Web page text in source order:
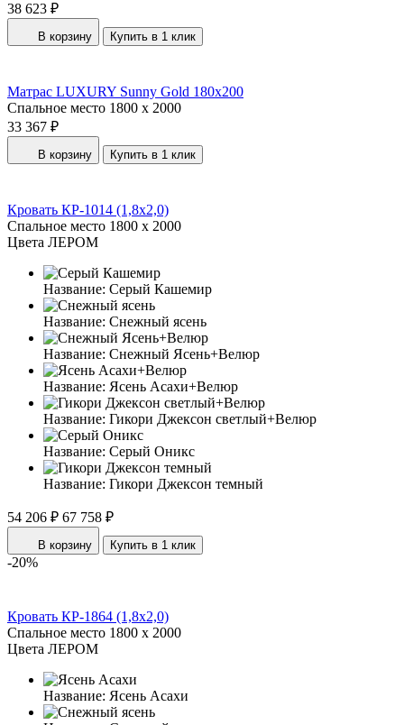
38 623 ₽
В корзину Купить в 1 клик
Матрас LUXURY Sunny Gold 180x200
Спальное место 1800 x 2000
33 367 ₽
В корзину Купить в 1 клик
Кровать КР-1014 (1,8x2,0)
Спальное место 1800 x 2000
Цвета ЛЕРОМ
Название: Серый Кашемир
Название: Снежный ясень
Название: Снежный Ясень+Велюр
Название: Ясень Асахи+Велюр
Название: Гикори Джексон светлый+Велюр
Название: Серый Оникс
Название: Гикори Джексон темный
54 206 ₽ 67 758 ₽
В корзину Купить в 1 клик
-20%
Кровать КР-1864 (1,8x2,0)
Спальное место 1800 x 2000
Цвета ЛЕРОМ
Название: Ясень Асахи